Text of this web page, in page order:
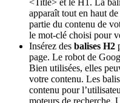
<Title> et le H1. La
apparaît tout en haut
partie du contenu de
le mot-clé choisi pour
Insérez des balises H2
page. Le robot de
Bien utilisées, elles
votre contenu. Les
contenu pour